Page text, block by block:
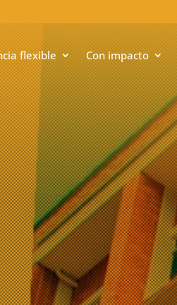
flexible Con impacto